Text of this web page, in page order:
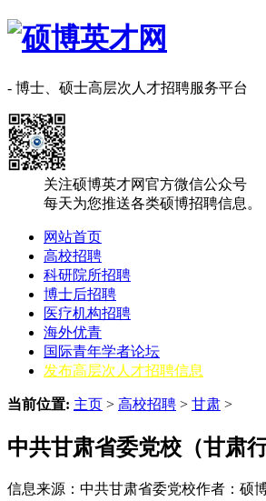
- 博士、硕士高层次人才招聘服务平台
关注硕博英才网官方微信公众号
每天为您推送各类硕博招聘信息。
网站首页
高校招聘
科研院所招聘
博士后招聘
医疗机构招聘
海外优青
国际青年学者论坛
发布高层次人才招聘信息
当前位置: 主页 > 高校招聘 > 甘肃 >
中共甘肃省委党校（甘肃
信息来源：中共甘肃省委党校作者：硕